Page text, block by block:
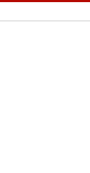
anuncia